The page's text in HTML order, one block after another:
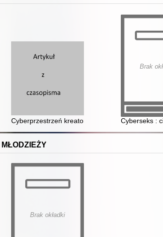
wirtualnego
Cyberprzestrzeń kreatorem zachowań
Brak
Cyberseks :
Brak okładki